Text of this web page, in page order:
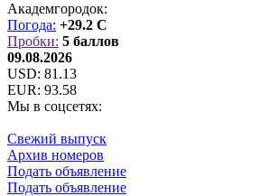
Академгородок:
Погода: +29.2 C
Пробки: 5 баллов
09.08.2026
USD: 81.13
EUR: 93.58
Мы в соцсетях:
Свежий выпуск
Архив номеров
Подать объявление
Подать объявление